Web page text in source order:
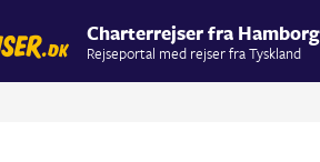
Charterrejser fra
Rejseportal med rejser fra Tyskland